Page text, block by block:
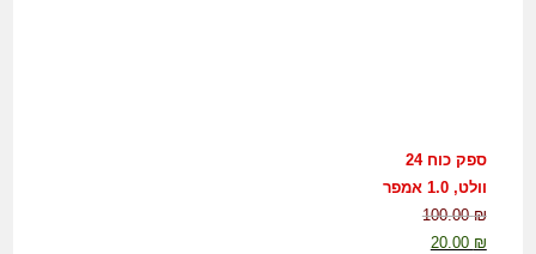
ספק כוח 24
וולט, 1.0 אמפר
100.00₪
20.00 ₪